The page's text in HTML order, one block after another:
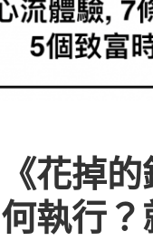
《花掉
何執行？